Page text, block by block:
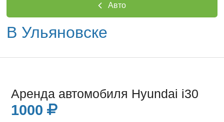
Авто
В Ульяновске
Аренда автомобиля Hyundai i30
1000